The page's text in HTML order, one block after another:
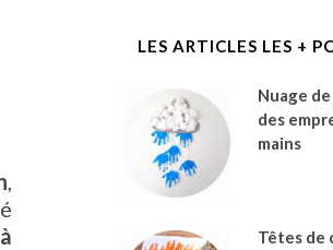
,
à
LES ARTICLES LES +
Nuage
des
mains
Têtes de